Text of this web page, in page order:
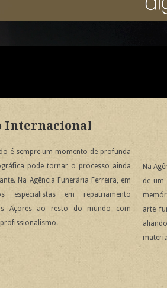
Internacional
é sempre um momento de profunda
pode tornar o processo ainda
Na Agência Funerária Ferreira, em
especialistas em repatriamento
Açores ao resto do mundo com
Na
de um
arte